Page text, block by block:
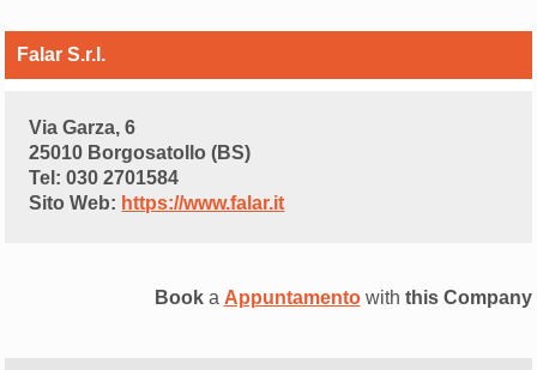
Falar S.r.l.
Via Garza, 6
25010 Borgosatollo (BS)
Tel: 030 2701584
Sito Web: https://www.falar.it
Booka Appuntamentowith this Company